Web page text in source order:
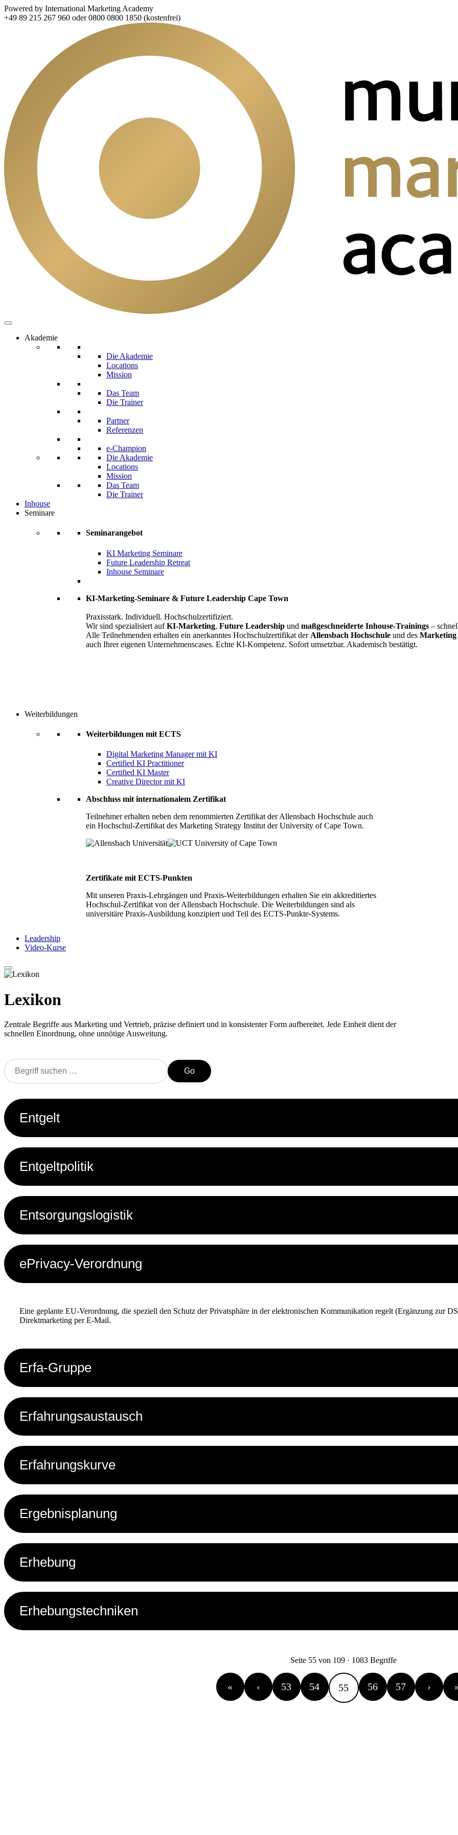
Powered by International Marketing Academy
+49 89 215 267 960 oder 0800 0800 1850 (kostenfrei)
Akademie
Die Akademie
Locations
Mission
Das Team
Die Trainer
Partner
Referenzen
e-Champion
Die Akademie
Locations
Mission
Das Team
Die Trainer
Inhouse
Seminare
Seminarangebot
KI Marketing Seminare
Future Leadership Retreat
Inhouse Seminare
KI-Marketing-Seminare & Future Leadership Cape Town
Praxisstark. Individuell. Hochschulzertifiziert.
Wir sind spezialisiert aufKI-Marketing, Future Leadership und maßgeschneiderte Inhouse-Trainings –
Alle Teilnehmenden erhalten ein anerkanntes Hochschulzertifikat der Allensbach Hochschule und des Marketing
auch Ihrer eigenen Unternehmenscases. Echte KI-Kompetenz. Sofort umsetzbar. Akademisch bestätigt.
Weiterbildungen
Weiterbildungen mit ECTS
Digital Marketing Manager mit KI
Certified KI Practitioner
Certified KI Master
Creative Director mit KI
Abschluss mit internationalem Zertifikat
Teilnehmer erhalten neben dem renommierten Zertifikat der Allensbach Hochschule auch
ein Hochschul-Zertifikat des Marketing Strategy Institut der University of Cape Town.
Zertifikate mit ECTS-Punkten
Mit unseren Praxis-Lehrgängen und Praxis-Weiterbildungen erhalten Sie ein akkreditiertes
Hochschul-Zertifikat von der Allensbach Hochschule. Die Weiterbildungen sind als
universitäre Praxis-Ausbildung konzipiert und Teil des ECTS-Punkte-Systems.
Leadership
Video-Kurse
Lexikon
Zentrale Begriffe aus Marketing und Vertrieb, präzise definiert und in konsistenter Form aufbereitet. Jede Einheit dient der
schnellen Einordnung, ohne unnötige Ausweitung.
Go
Entgelt
Entgeltpolitik
Entsorgungslogistik
ePrivacy-Verordnung
Eine geplante EU-Verordnung, die speziell den Schutz der Privatsphäre in der elektronischen Kommunikation regelt (Ergänzung zur
Direktmarketing per E-Mail.
Erfa-Gruppe
Erfahrungsaustausch
Erfahrungskurve
Ergebnisplanung
Erhebung
Erhebungstechniken
Seite 55 von 109 · 1083 Begriffe
« ‹ 53 54 55 56 57 ›